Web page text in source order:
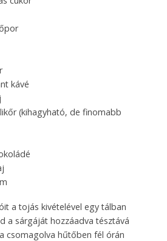
kávé
(kihagyható, de finomabb
a tojás kivételével egy tálban
a sárgáját hozzáadva tésztává
csomagolva hűtőben fél órán